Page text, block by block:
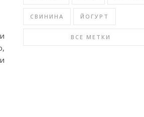
СВИНИНА ЙОГУРТ
ВСЕ МЕТКИ